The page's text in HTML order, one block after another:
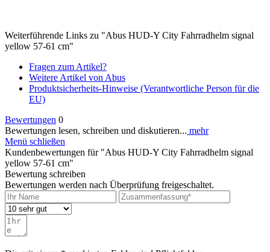
Weiterführende Links zu "Abus HUD-Y City Fahrradhelm signal
yellow 57-61 cm"
Fragen zum Artikel?
Weitere Artikel von Abus
Produktsicherheits-Hinweise (Verantwortliche Person für die
EU)
Bewertungen 0
Bewertungen lesen, schreiben und diskutieren... mehr
Menü schließen
Kundenbewertungen für "Abus HUD-Y City Fahrradhelm signal
yellow 57-61 cm"
Bewertung schreiben
Bewertungen werden nach Überprüfung freigeschaltet.